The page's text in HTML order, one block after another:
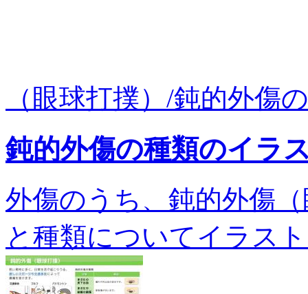
（眼球打撲）/鈍的外傷
鈍的外傷の種類のイラ
外傷のうち、鈍的外傷
と種類についてイラス